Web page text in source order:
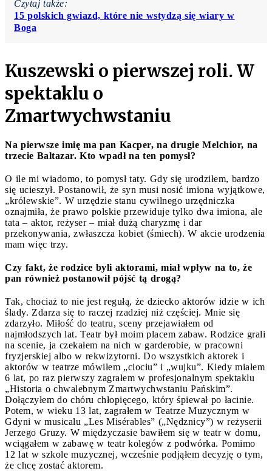
Czytaj także:
15 polskich gwiazd, które nie wstydzą się wiary w
Boga
Kuszewski o pierwszej roli. W
spektaklu o
Zmartwychwstaniu
Na pierwsze imię ma pan Kacper, na drugie Melchior, na
trzecie Baltazar. Kto wpadł na ten pomysł?
O ile mi wiadomo, to pomysł taty. Gdy się urodziłem, bardzo
się ucieszył. Postanowił, że syn musi nosić imiona wyjątkowe,
„królewskie”. W urzędzie stanu cywilnego urzędniczka
oznajmiła, że prawo polskie przewiduje tylko dwa imiona, ale
tata – aktor, reżyser – miał dużą charyzmę i dar
przekonywania, zwłaszcza kobiet (śmiech). W akcie urodzenia
mam więc trzy.
Czy fakt, że rodzice byli aktorami, miał wpływ na to, że
pan również postanowił pójść tą drogą?
Tak, chociaż to nie jest regułą, że dziecko aktorów idzie w ich
ślady. Zdarza się to raczej rzadziej niż częściej. Mnie się
zdarzyło. Miłość do teatru, sceny przejawiałem od
najmłodszych lat. Teatr był moim placem zabaw. Rodzice grali
na scenie, ja czekałem na nich w garderobie, w pracowni
fryzjerskiej albo w rekwizytorni. Do wszystkich aktorek i
aktorów w teatrze mówiłem „ciociu” i „wujku”. Kiedy miałem
6 lat, po raz pierwszy zagrałem w profesjonalnym spektaklu
„Historia o chwalebnym Zmartwychwstaniu Pańskim”.
Dołączyłem do chóru chłopięcego, który śpiewał po łacinie.
Potem, w wieku 13 lat, zagrałem w Teatrze Muzycznym w
Gdyni w musicalu „Les Misérables” („Nędznicy”) w reżyserii
Jerzego Gruzy. W międzyczasie bawiłem się w teatr w domu,
wciągałem w zabawę w teatr kolegów z podwórka. Pomimo
12 lat w szkole muzycznej, wcześnie podjąłem decyzję o tym,
że chcę zostać aktorem.